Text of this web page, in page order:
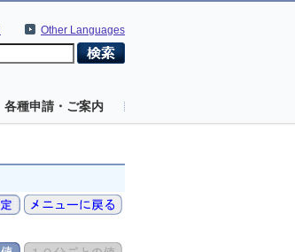
Other Languages
各種申請・ご案内